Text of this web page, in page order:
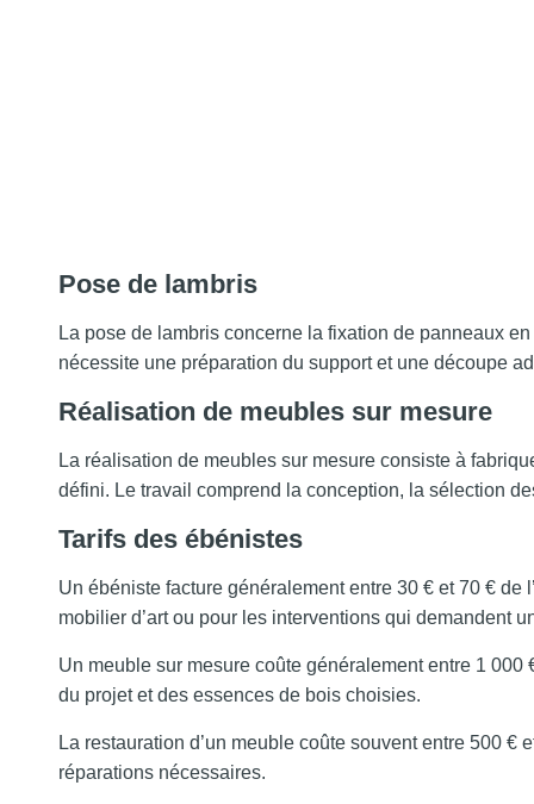
Pose de lambris
La pose de lambris concerne la fixation de panneaux
nécessite une préparation du support et une découpe
Réalisation de meubles sur mesure
La réalisation de meubles sur mesure consiste à
défini. Le travail comprend la conception, la sélection
Tarifs des ébénistes
Un ébéniste facture généralement entre 30 € et 70 €
mobilier d’art ou pour les interventions qui demandent
Un meuble sur mesure coûte généralement entre 1
du projet et des essences de bois choisies.
La restauration d’un meuble coûte souvent entre 500 €
réparations nécessaires.